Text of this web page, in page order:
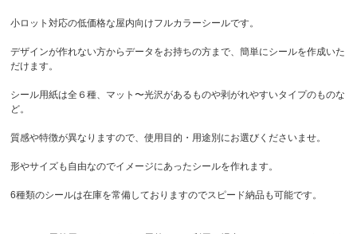
小ロット対応の低価格な屋内向けフルカラーシールです。
デザインが作れない方からデータをお持ちの方まで、簡単にシールを作成いた
だけます。
シール用紙は全６種、マット〜光沢があるものや剥がれやすいタイプのものな
ど。
質感や特徴が異なりますので、使用目的・用途別にお選びくださいませ。
形やサイズも自由なのでイメージにあったシールを作れます。
6種類のシールは在庫を常備しておりますのでスピード納品も可能です。